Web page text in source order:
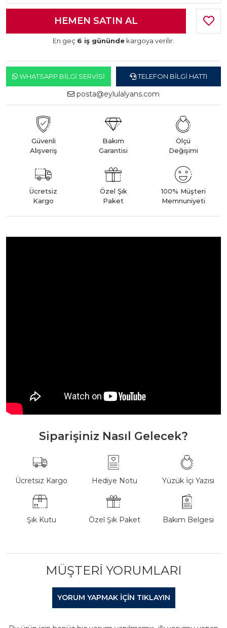
En geç 6 iş gününde kargoya verilir.
WHATSAPP BILGI SERVISI TELEFON BILGI HATTI
posta@eylulalyans.com
Güvenli
Alışveriş
Bakım
Garantisi
Ölçü
Değişimi
Ücretsiz
Kargo
Özel Şık
Paket
100% Müşteri
Memnuniyeti
Siparişiniz Nasıl Gelecek?
Ücretsiz Kargo Hediye Notu Yüzük İçi Yazısı
Şık Kutu Özel Şık Paket Bakım Belgesi
MÜŞTERI YORUMLARI
YORUM YAPMAK IÇIN TIKLAYIN